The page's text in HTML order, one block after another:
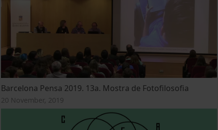
Barcelona Pensa 2019. 13a. Mostra de Fotofilosofia
20 November, 2019